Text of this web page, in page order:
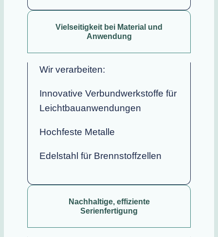
Vielseitigkeit bei Material und
Anwendung
Wir verarbeiten:
Innovative Verbundwerkstoffe für
Leichtbauanwendungen
Hochfeste Metalle
Edelstahl für Brennstoffzellen
Nachhaltige, effiziente
Serienfertigung